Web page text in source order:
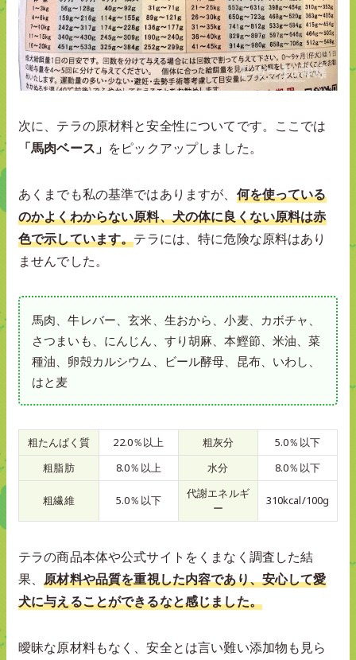
次に、テラの原材料と安全性についてです。ここでは
「馬肉ベース」 をピックアップしました。
あくまでも私の基準ではありますが、 何を使っている
のかよくわからない原料、犬の体に良くない原料は赤
色で示しています。テラには、特に危険な原料はあり
ませんでした。
馬肉、牛レバー、玄米、生おから、小麦、カボチャ、
さつまいも、にんじん、すり胡麻、本鰹節、米油、菜
種油、卵殻カルシウム、ビール酵母、昆布、いわし、
はと麦
粗たんぱく質 22.0％以上 粗灰分
5.0％以下
粗脂肪
8.0％以上 水分 8.0％以下
粗繊維 5.0％以下
代謝エネルギ
ー
310kcal/100g
テラの商品本体や公式サイトをくまなく調査した結
果、原材料や品質を重視した内容であり、安心して愛
犬に与えることができるなと感じました。
曖昧な原材料もなく、安全とは言い難い添加物も見ら